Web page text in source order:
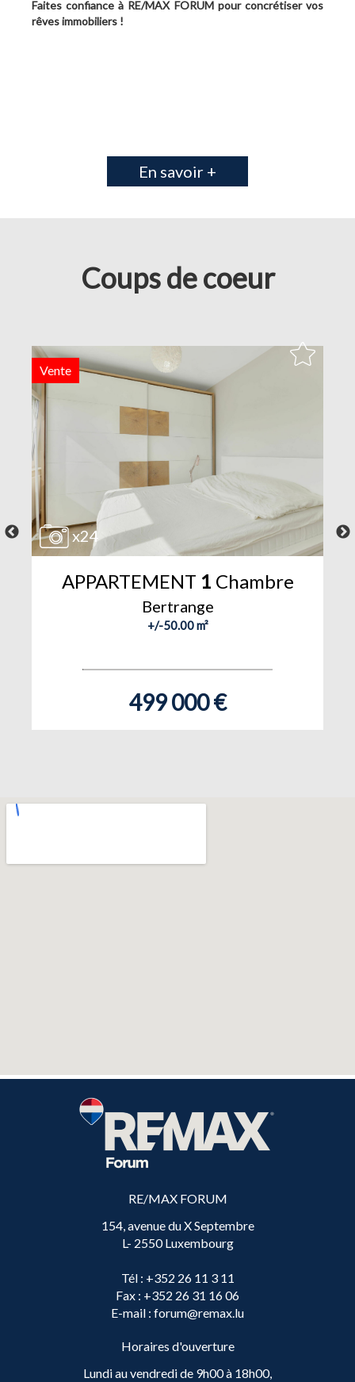
Faites confiance à RE/MAX FORUM pour concrétiser vos
rêves immobiliers !
En savoir +
Coups de coeur
x24
Vente
APPARTEMENT 1 Chambre
Bertrange
+/-50.00 m²
499 000 €
RE/MAX FORUM
154, avenue du X Septembre
L- 2550 Luxembourg
Tél: +352 26 11 3 11
Fax : +352 26 31 16 06
E-mail : forum@remax.lu
Horaires d'ouverture
Lundi au vendredi de 9h00 à 18h00,